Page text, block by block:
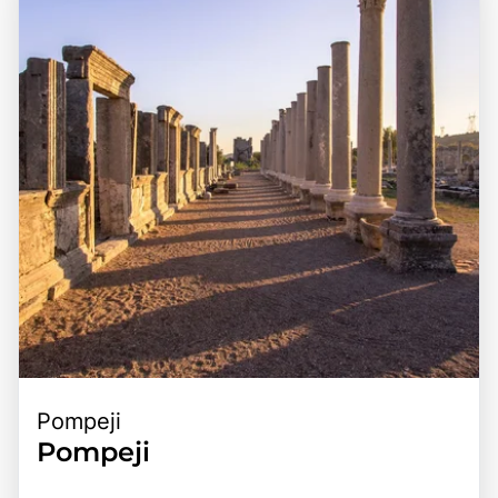
italienische Kultur zu genießen, macht Capri zu einem
unverzichtbaren Ziel für Reisende, die das Beste der
italienischen Riviera erleben möchten.
Pompeji
Pompeji